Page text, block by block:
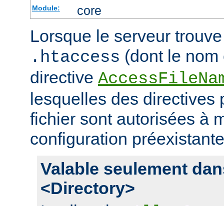
Module: core
Lorsque le serveur
.htaccess (dont le
directive
lesquelles des directives
fichier sont autorisées à
configuration
Valable seulement
<Directory>